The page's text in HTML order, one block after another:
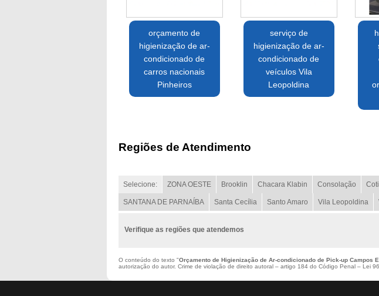
orçamento de
higienização de ar-
condicionado de
carros nacionais
Pinheiros
serviço de
higienização de ar-
condicionado de
veículos Vila
Leopoldina
Regiões de Atendimento
Selecione: ZONA OESTE Brooklin Chacara Klabin Consolação
SANTANA DE PARNAÍBA Santa Cecília Santo Amaro Vila Leopoldina
Verifique as regiões que atendemos
O conteúdo do texto "Orçamento de Higienização de Ar-condicionado de Pick-up Campos
autorização do autor. Crime de violação de direito autoral – artigo 184 do Código Penal – Lei